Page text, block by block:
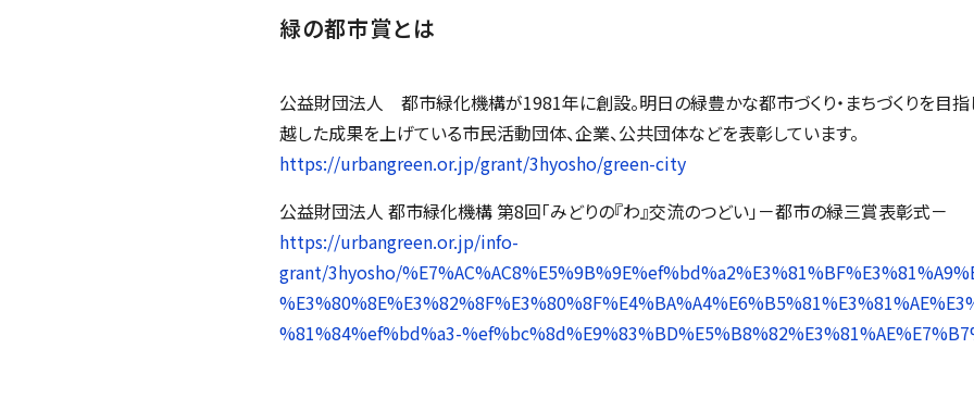
緑の都市賞とは
公益財団法人 都市緑化機構が1981年に創設。明日の緑豊かな都市づくり・まちづくりを目指
越した成果を上げている市民活動団体、企業、公共団体などを表彰しています。
https://urbangreen.or.jp/grant/3hyosho/green-city
公益財団法人 都市緑化機構 第8回「みどりの『わ』交流のつどい」－都市の緑三賞表彰式－
https://urbangreen.or.jp/info-
grant/3hyosho/
%81%84%ef%bd%a3-